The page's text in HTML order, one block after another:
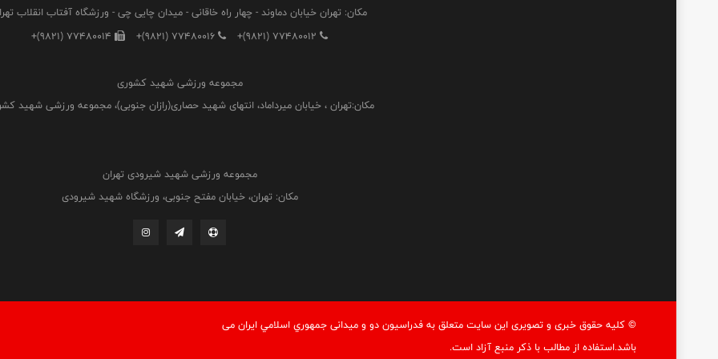
مکان: تهران خیابان دماوند - چهار راه خاقانی - میدان چایی چی - ورزشگاه آفتاب انقلاب
+(9821) 77480012
+(9821) 77480016
+(9821) 77480014
مجموعه ورزشی شهید کشوری
مکان:تهران ، خیابان میرداماد، انتهای شهید حصاری(رازان جنوبی)، مجموعه ورزشی شهید
مجموعه ورزشی شهید شیرودی تهران
مکان: تهران، خیابان مفتح جنوبی، ورزشگاه شهید شیرودی
© کليه حقوق خبری و تصويری اين سايت متعلق به فدراسيون دو و میدانی جمهوري اسلامي ايران می
باشد.استفاده از مطالب با ذكر منبع آزاد است.